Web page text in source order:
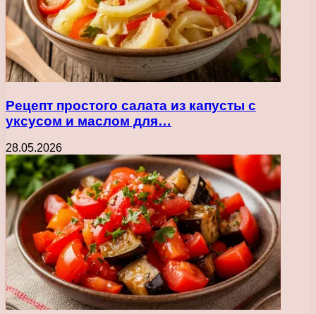
Рецепт простого салата из капусты с
уксусом и маслом для…
28.05.2026